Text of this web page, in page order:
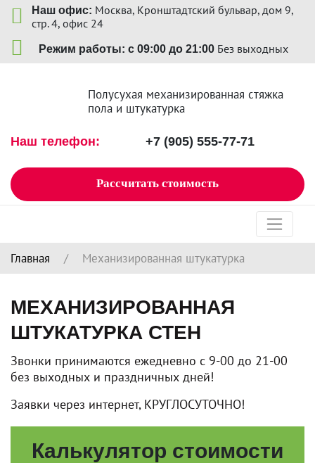
Наш офис: Москва, Кронштадтский бульвар, дом 9,
стр. 4, офис 24
Режим работы: с 09:00 до 21:00 Без выходных
Полусухая механизированная стяжка
пола и штукатурка
Наш телефон: +7 (905) 555-77-71
Рассчитать стоимость
Главная / Механизированная штукатурка
МЕХАНИЗИРОВАННАЯ
ШТУКАТУРКА СТЕН
Звонки принимаются ежедневно с 9-00 до 21-00
без выходных и праздничных дней!
Заявки через интернет, КРУГЛОСУТОЧНО!
Калькулятор стоимости